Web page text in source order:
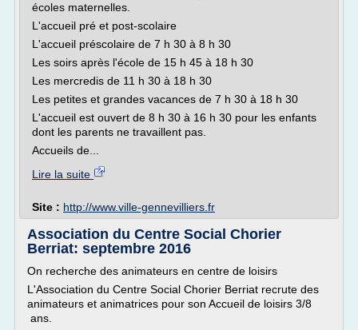
écoles maternelles.
L'accueil pré et post-scolaire
L'accueil préscolaire de 7 h 30 à 8 h 30
Les soirs après l'école de 15 h 45 à 18 h 30
Les mercredis de 11 h 30 à 18 h 30
Les petites et grandes vacances de 7 h 30 à 18 h 30
L'accueil est ouvert de 8 h 30 à 16 h 30 pour les enfants
dont les parents ne travaillent pas.
Accueils de...
Lire la suite
Site : http://www.ville-gennevilliers.fr
Association du Centre Social Chorier
Berriat: septembre 2016
On recherche des animateurs en centre de loisirs
L'Association du Centre Social Chorier Berriat recrute des
animateurs et animatrices pour son Accueil de loisirs 3/8
ans.